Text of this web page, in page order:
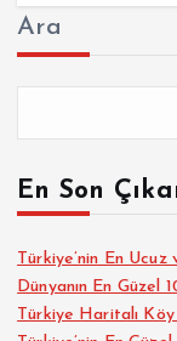
Ara
En Son
Türkiye’nin En Ucuz
Dünyanın En Güzel
Türkiye Haritalı